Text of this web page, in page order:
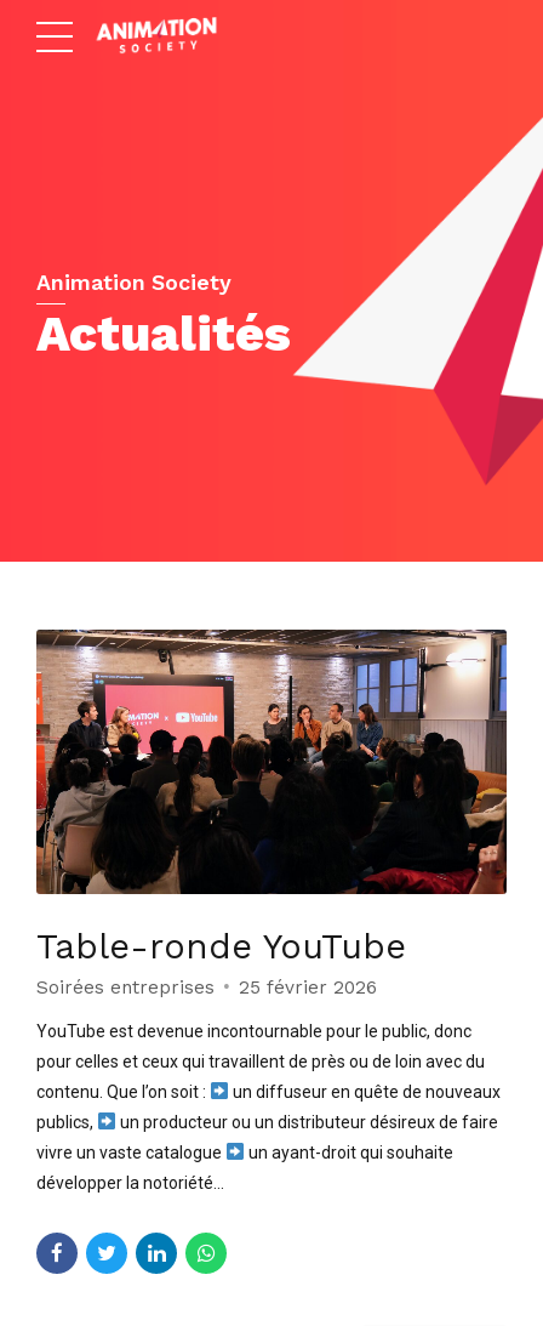
Animation Society
Actualités
Table-ronde YouTube
Soirées entreprises 25 février 2026
YouTube est devenue incontournable pour le public, donc
pour celles et ceux qui travaillent de près ou de loin avec du
contenu. Que l’on soit :
un diffuseur en quête de nouveaux
publics,
un producteur ou un distributeur désireux de faire
vivre un vaste catalogue
un ayant-droit qui souhaite
développer la notoriété...